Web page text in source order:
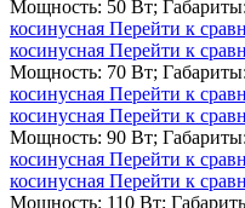
Мощность: 50 Вт; Габариты:
косинусная Перейти к
косинусная Перейти к
Мощность: 70 Вт; Габариты:
косинусная Перейти к
косинусная Перейти к
Мощность: 90 Вт; Габариты:
косинусная Перейти к
косинусная Перейти к
Мощность: 110 Вт;